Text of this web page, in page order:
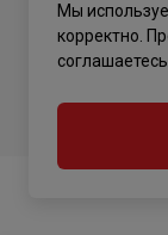
Мы
корректно.